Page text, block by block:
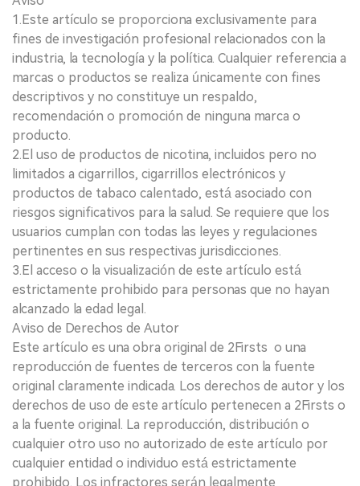
1.Este artículo se proporciona exclusivamente para
fines de investigación profesional relacionados con la
industria, la tecnología y la política. Cualquier referencia a
marcas o productos se realiza únicamente con fines
descriptivos y no constituye un respaldo,
recomendación o promoción de ninguna marca o
producto.
2.El uso de productos de nicotina, incluidos pero no
limitados a cigarrillos, cigarrillos electrónicos y
productos de tabaco calentado, está asociado con
riesgos significativos para la salud. Se requiere que los
usuarios cumplan con todas las leyes y regulaciones
pertinentes en sus respectivas jurisdicciones.
3.El acceso o la visualización de este artículo está
estrictamente prohibido para personas que no hayan
alcanzado la edad legal.
Aviso de Derechos de Autor
Este artículo es una obra original de 2Firsts o una
reproducción de fuentes de terceros con la fuente
original claramente indicada. Los derechos de autor y los
derechos de uso de este artículo pertenecen a 2Firsts o
a la fuente original. La reproducción, distribución o
cualquier otro uso no autorizado de este artículo por
cualquier entidad o individuo está estrictamente
prohibido. Los infractores serán legalmente